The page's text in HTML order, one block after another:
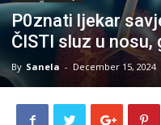
P0znati ljekar
ČISTI sluz u nosu,
By Sanela - December 15, 2024